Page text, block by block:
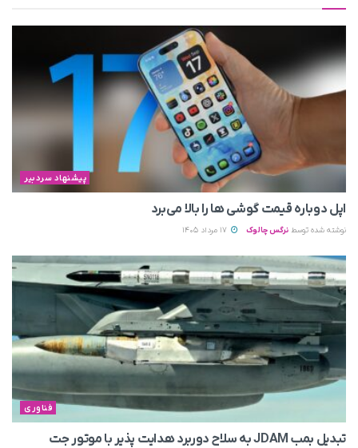
پیشنهاد سردبیر
اپل دوباره قیمت‌ گوشی ها را بالا می‌برد
نوشته شده توسط نرگس چالوک
فناوری
تبدیل بمب JDAM به سلاح دوربرد هدایت پذیر با موتور جت